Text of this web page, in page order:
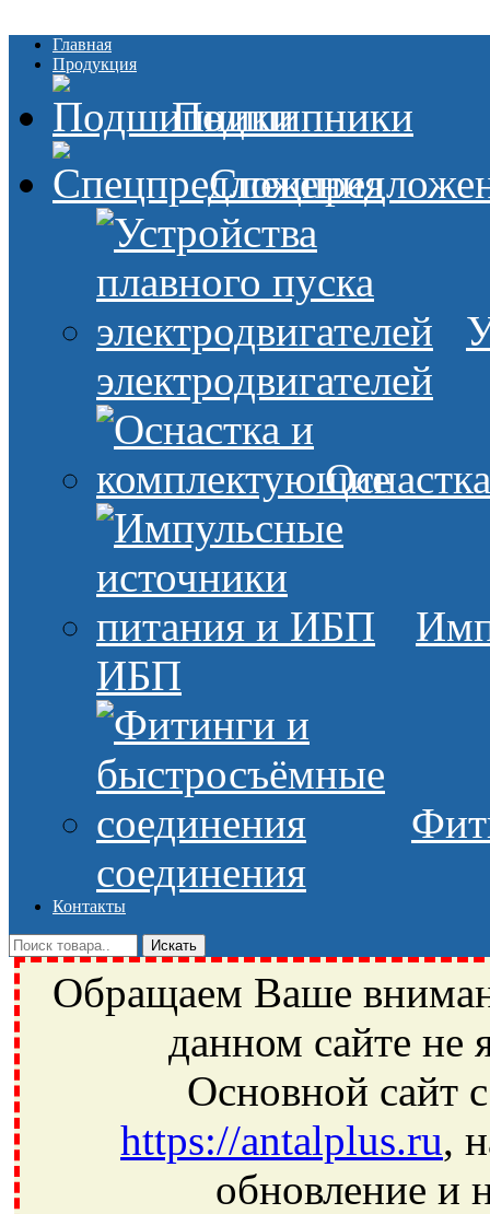
Главная
Продукция
Подшипники
электродвигателей
ИБП
соединения
Контакты
Обращаем Ваше
данном сайте не
Основной сайт
https://antalplus.ru,
обновление и